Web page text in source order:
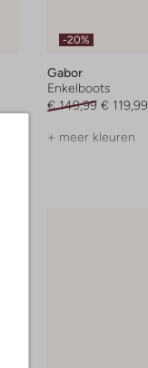
-20%
Gabor
Enkelboots
€ 149,99 € 119,99
+ meer kleuren